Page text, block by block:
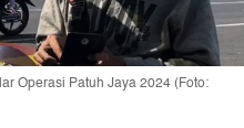
Operasi Patuh Jaya 2024 (Foto: